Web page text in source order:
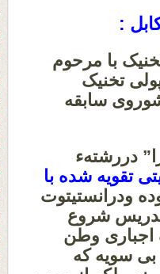
:
با مرحوم
تخنیک
سابقه
دررشتهء
تقویه شده با
ودرانستیتوت
شروع
اجباری وطن
بی سویه که